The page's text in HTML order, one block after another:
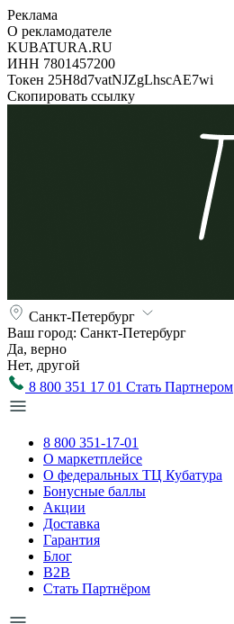
Реклама
О рекламодателе
KUBATURA.RU
ИНН 7801457200
Токен 25H8d7vatNJZgLhscAE7wi
Скопировать ссылку
Санкт-Петербург
Ваш город: Санкт-Петербург
Да, верно
Нет, другой
8 800 351 17 01 Стать Партнером
8 800 351-17-01
О маркетплейсе
О федеральных ТЦ Кубатура
Бонусные баллы
Акции
Доставка
Гарантия
Блог
B2B
Стать Партнёром